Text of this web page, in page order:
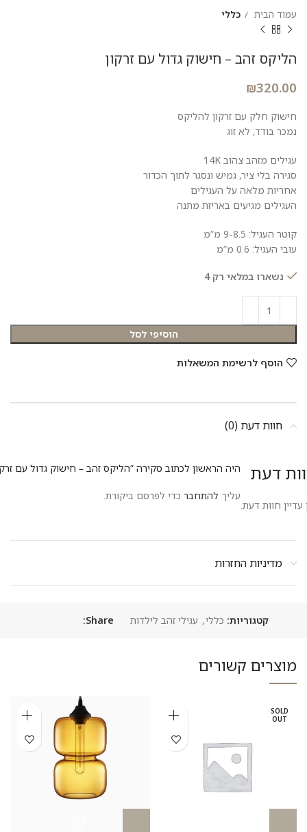
עמוד הבית כללי
הליקס זהב – חישוק גדול עם זרקון
₪320.00
חישוק חלק עם זרקון להליקס
נמכר בודד, לא זוג
עגילים מזהב צהוב 14K
סגירה בלי ציר, גמיש ונסגר לתוך הכדור
אחריות מלאה על העגילים
העגילים מגיעים באריזת מתנה
קוטר העגיל: 9-8.5 מ”מ
עובי העגיל: 0.6 מ”מ
נשארו במלאי רק 4
הוסיפי לסל
הוסף לרשימת המשאלות
חוות דעת (0)
דעת
עדיין חוות דעת.
היה הראשון לכתוב סקירה “הליקס זהב – חישוק גדול עם
עליך להתחבר כדי לפרסם ביקורת.
מדיניות החזרות
קטגוריות: כללי, עגילי זהב לילדות Share:
מוצרים קשורים
SOLD
OUT